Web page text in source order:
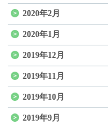
2020年2月
2020年1月
2019年12月
2019年11月
2019年10月
2019年9月